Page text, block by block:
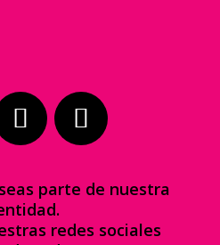
parte de nuestra
redes sociales